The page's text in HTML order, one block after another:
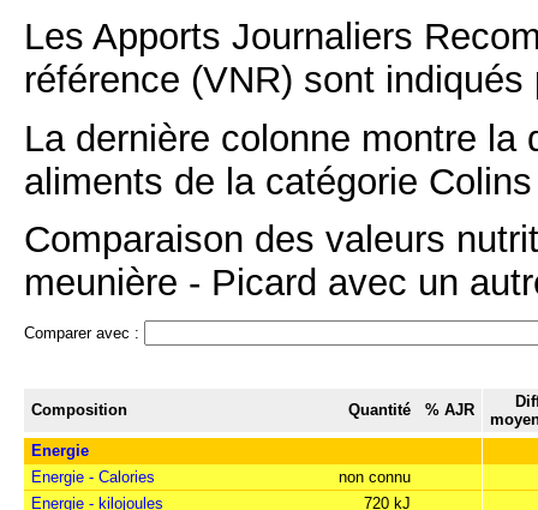
Les Apports Journaliers
référence (VNR) sont
La dernière colonne montre
aliments de la catégorie
Comparaison des valeurs
meunière - Picard avec un
Comparer avec :
Composition Quantité % AJR
Energie
Energie - Calories
non connu
Energie - kilojoules
720 kJ